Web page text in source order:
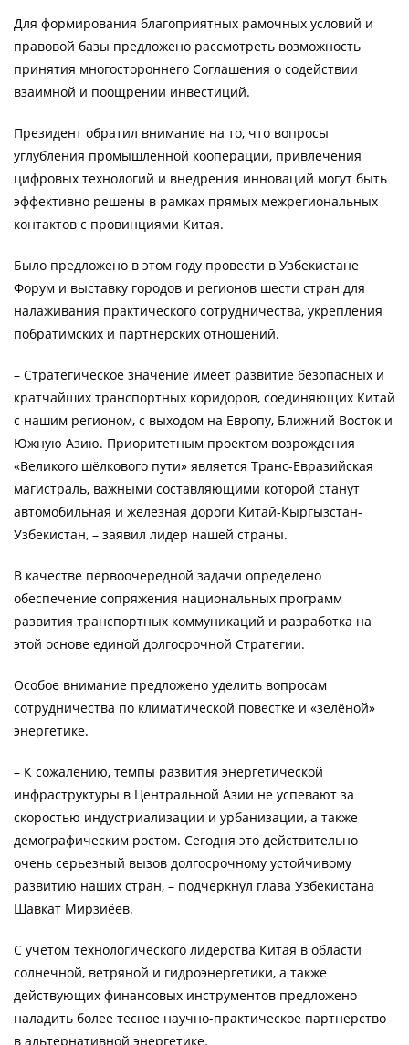
Для формирования благоприятных рамочных условий и
правовой базы предложено рассмотреть возможность
принятия многостороннего Соглашения о содействии
взаимной и поощрении инвестиций.
Президент обратил внимание на то, что вопросы
углубления промышленной кооперации, привлечения
цифровых технологий и внедрения инноваций могут быть
эффективно решены в рамках прямых межрегиональных
контактов с провинциями Китая.
Было предложено в этом году провести в Узбекистане
Форум и выставку городов и регионов шести стран для
налаживания практического сотрудничества, укрепления
побратимских и партнерских отношений.
– Стратегическое значение имеет развитие безопасных и
кратчайших транспортных коридоров, соединяющих Китай
с нашим регионом, с выходом на Европу, Ближний Восток и
Южную Азию. Приоритетным проектом возрождения
«Великого шёлкового пути» является Транс-Евразийская
магистраль, важными составляющими которой станут
автомобильная и железная дороги Китай-Кыргызстан-
Узбекистан, – заявил лидер нашей страны.
В качестве первоочередной задачи определено
обеспечение сопряжения национальных программ
развития транспортных коммуникаций и разработка на
этой основе единой долгосрочной Стратегии.
Особое внимание предложено уделить вопросам
сотрудничества по климатической повестке и «зелёной»
энергетике.
– К сожалению, темпы развития энергетической
инфраструктуры в Центральной Азии не успевают за
скоростью индустриализации и урбанизации, а также
демографическим ростом. Сегодня это действительно
очень серьезный вызов долгосрочному устойчивому
развитию наших стран, – подчеркнул глава Узбекистана
Шавкат Мирзиёев.
С учетом технологического лидерства Китая в области
солнечной, ветряной и гидроэнергетики, а также
действующих финансовых инструментов предложено
наладить более тесное научно-практическое партнерство
в альтернативной энергетике.